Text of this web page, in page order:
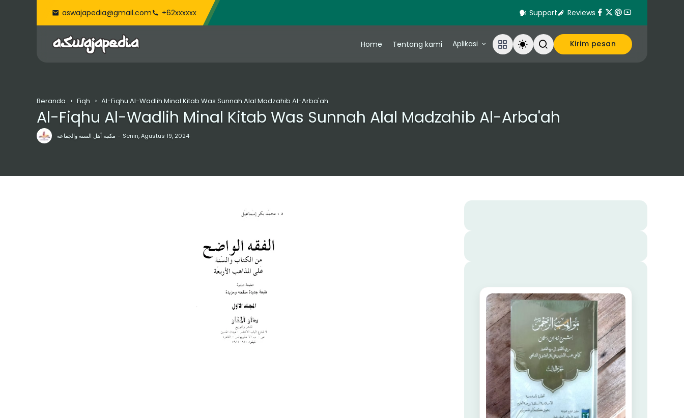
aswajapedia@gmail.com +62xxxxxx Support Reviews
Home Tentang kami Aplikasi Kirim pesan
Beranda Fiqh Al-Fiqhu Al-Wadlih Minal Kitab Was Sunnah Alal Madzahib Al-Arba'ah
مكتبة أهل السنة والجماعة Senin, Agustus 19, 2024
Al-Fiqhu Al-Wadlih Minal Kitab Was Sunnah Alal Madzahib Al-Arba'ah